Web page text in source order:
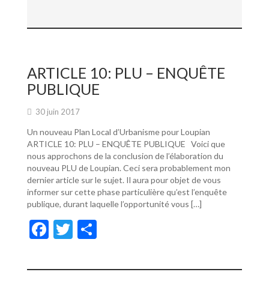
e
o
o
k
itt ta
er
ARTICLE 10: PLU – ENQUÊTE
PUBLIQUE
30 juin 2017
Un nouveau Plan Local d’Urbanisme pour Loupian
ARTICLE 10: PLU – ENQUÊTE PUBLIQUE Voici que
nous approchons de la conclusion de l’élaboration du
nouveau PLU de Loupian. Ceci sera probablement mon
dernier article sur le sujet. Il aura pour objet de vous
informer sur cette phase particulière qu’est l’enquête
publique, durant laquelle l’opportunité vous […]
F
e
T
itt ta